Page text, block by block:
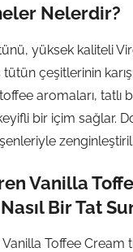
Nelerdir?
yüksek kaliteli
çeşitlerinin
aromaları, tatlı
bir içim sağlar.
Vanilla
Bir Tat
Toffee Cream